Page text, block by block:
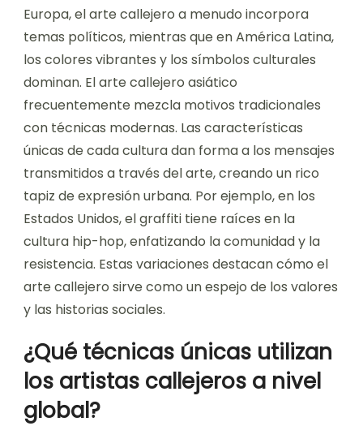
Europa, el arte callejero a menudo incorpora
temas políticos, mientras que en América Latina,
los colores vibrantes y los símbolos culturales
dominan. El arte callejero asiático
frecuentemente mezcla motivos tradicionales
con técnicas modernas. Las características
únicas de cada cultura dan forma a los mensajes
transmitidos a través del arte, creando un rico
tapiz de expresión urbana. Por ejemplo, en los
Estados Unidos, el graffiti tiene raíces en la
cultura hip-hop, enfatizando la comunidad y la
resistencia. Estas variaciones destacan cómo el
arte callejero sirve como un espejo de los valores
y las historias sociales.
¿Qué técnicas únicas utilizan
los artistas callejeros a nivel
global?